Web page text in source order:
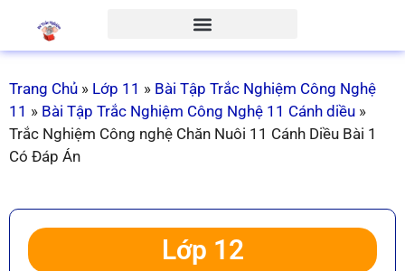
Trang Chủ » Lớp 11 » Bài Tập Trắc Nghiệm Công Nghệ
11 » Bài Tập Trắc Nghiệm Công Nghệ 11 Cánh diều »
Trắc Nghiệm Công nghệ Chăn Nuôi 11 Cánh Diều Bài 1
Có Đáp Án
Lớp 12